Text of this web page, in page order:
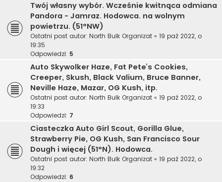
Twój własny wybór. Wcześnie kwitnąca odmiana
Pandora - Jamraz. Hodowca. na wolnym
powietrzu. (51°NW)
Ostatni post autor: North Bulk Organizat « 19 paź 2022, o
19:35
Odpowiedzi: 5
Auto Skywolker Haze, Fat Pete’s Cookies,
Creeper, Skush, Black Valium, Bruce Banner,
Neville Haze, Mazar, OG Kush, itp.
Ostatni post autor: North Bulk Organizat « 19 paź 2022, o
19:33
Odpowiedzi: 7
Ciasteczka Auto Girl Scout, Gorilla Glue,
Strawberry Pie, OG Kush, San Francisco Sour
Dough i więcej (51°N). Hodowca.
Ostatni post autor: North Bulk Organizat « 19 paź 2022, o
19:32
Odpowiedzi: 6